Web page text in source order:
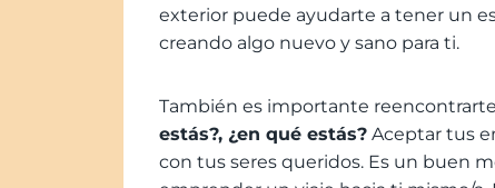
exterior puede ayudarte a tener un
creando algo nuevo y sano para ti.
También es importante
estás?, ¿en qué estás? Aceptar tus
con tus seres queridos. Es un buen